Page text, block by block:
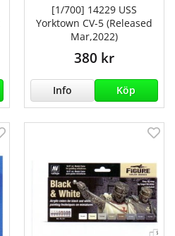
[1/700] 14229 USS
Yorktown CV-5 (Released
Mar,2022)
380 kr
Info Köp